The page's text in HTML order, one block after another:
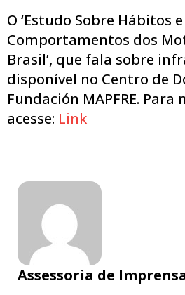
O ‘Estudo Sobre Hábitos e
Comportamentos dos
Brasil’, que fala sobre
disponível no Centro de
Fundación MAPFRE.
acesse: Link
Assessoria de